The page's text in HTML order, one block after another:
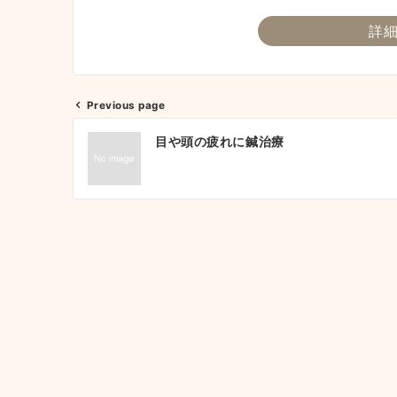
詳
Previous page
目や頭の疲れに鍼治療